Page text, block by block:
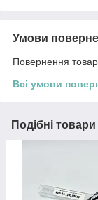
Умови
Повернення
Всі умови
Подібні товари